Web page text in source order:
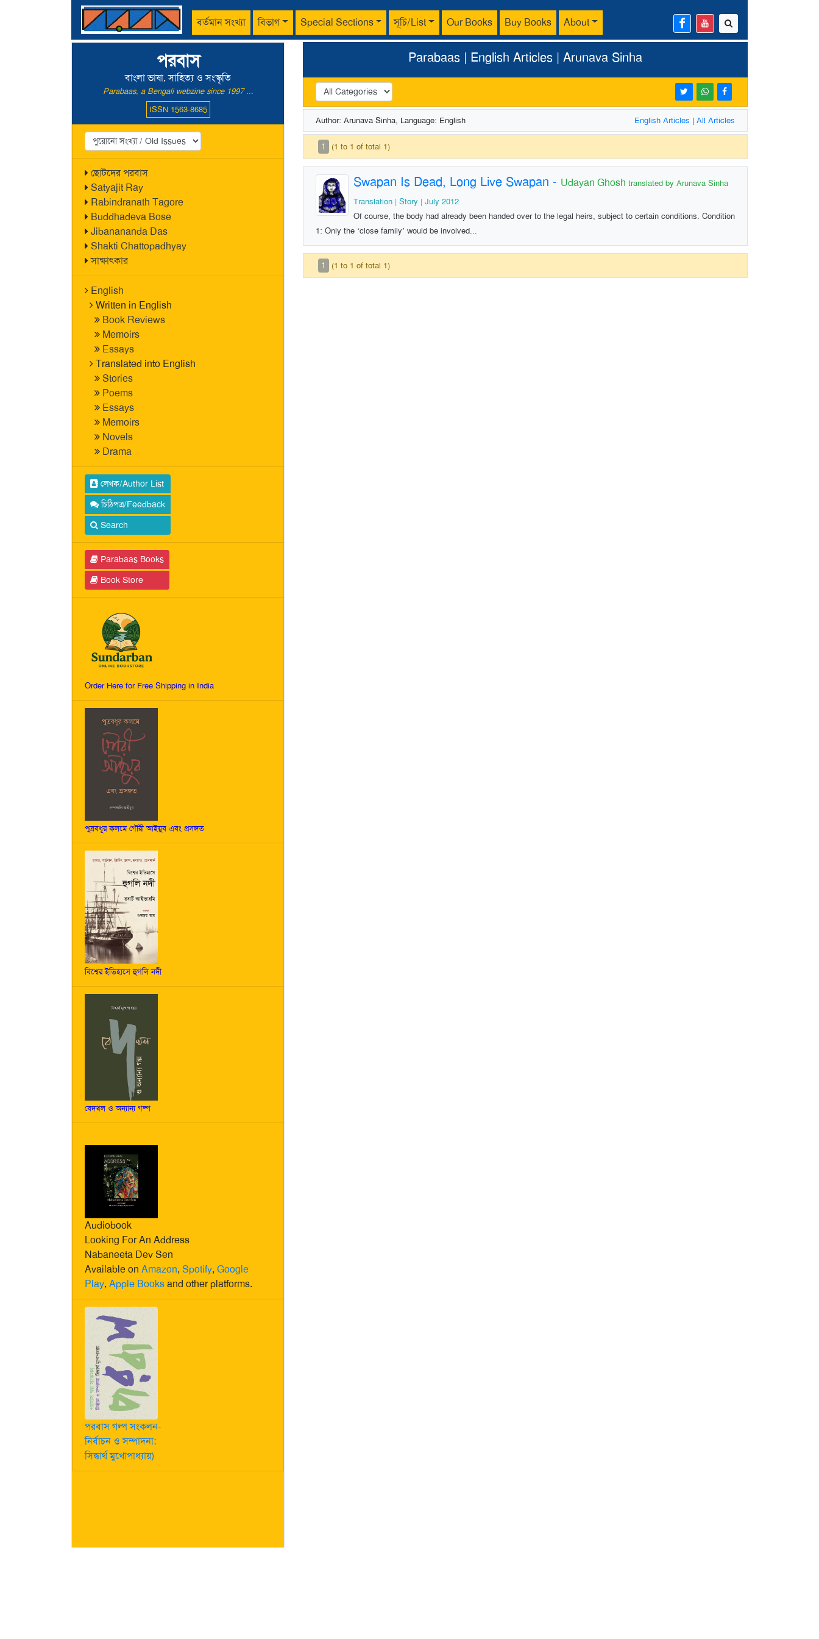
বর্তমান সংখ্যা বিভাগ Special Sections সূচি/List Our Books Buy Books About
পরবাস
বাংলা ভাষা, সাহিত্য ও সংস্কৃতি
Parabaas, a Bengali webzine since 1997 ...
ISSN 1563-8685
ছোটদের পরবাস
Satyajit Ray
Rabindranath Tagore
Buddhadeva Bose
Jibanananda Das
Shakti Chattopadhyay
সাক্ষাৎকার
English
Written in English
Book Reviews
Memoirs
Essays
Translated into English
Stories
Poems
Essays
Memoirs
Novels
Drama
লেখক/Author List
চিঠিপত্র/Feedback
Search
Parabaas Books
Book Store
Order Here for Free Shipping in India
পুত্রবধূর কলমে গৌরী আইয়ুব এবং প্রসঙ্গত
বিশ্বের ইতিহাসে হুগলি নদী
বেদখল ও অন্যান্য গল্প
Audiobook
Looking For An Address
Nabaneeta Dev Sen
Available on Amazon, Spotify, Google
Play, Apple Booksand other platforms.
পরবাস গল্প সংকলন-
নির্বাচন ও সম্পাদনা:
সিদ্ধার্থ মুখোপাধ্যায়)
Parabaas | English Articles | Arunava Sinha
Author: Arunava Sinha, Language: English English Articles | All Articles
1 (1 to 1 of total 1)
Swapan Is Dead, Long Live Swapan - Udayan Ghosh translated by Arunava Sinha
Translation | Story | July 2012
Of course, the body had already been handed over to the legal heirs, subject to certain conditions. Condition
1: Only the ‘close family’ would be involved...
1 (1 to 1 of total 1)